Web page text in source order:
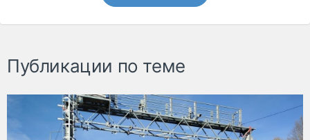
Публикации по теме